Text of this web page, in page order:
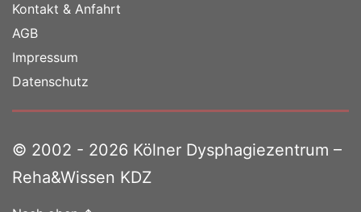
Kontakt & Anfahrt
AGB
Impressum
Datenschutz
© 2002 - 2026 Kölner Dysphagiezentrum –
Reha&Wissen KDZ